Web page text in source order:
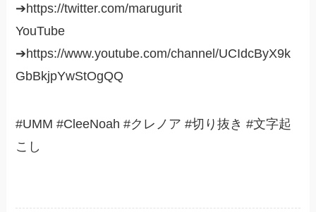
➔https://twitter.com/marugurit
YouTube
➔https://www.youtube.com/channel/UCIdcByX9k
GbBkjpYwStOgQQ
#UMM #CleeNoah #クレノア #切り抜き #文字起
こし